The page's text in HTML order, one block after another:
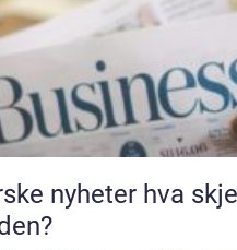
hva skjer egentlig i norge og